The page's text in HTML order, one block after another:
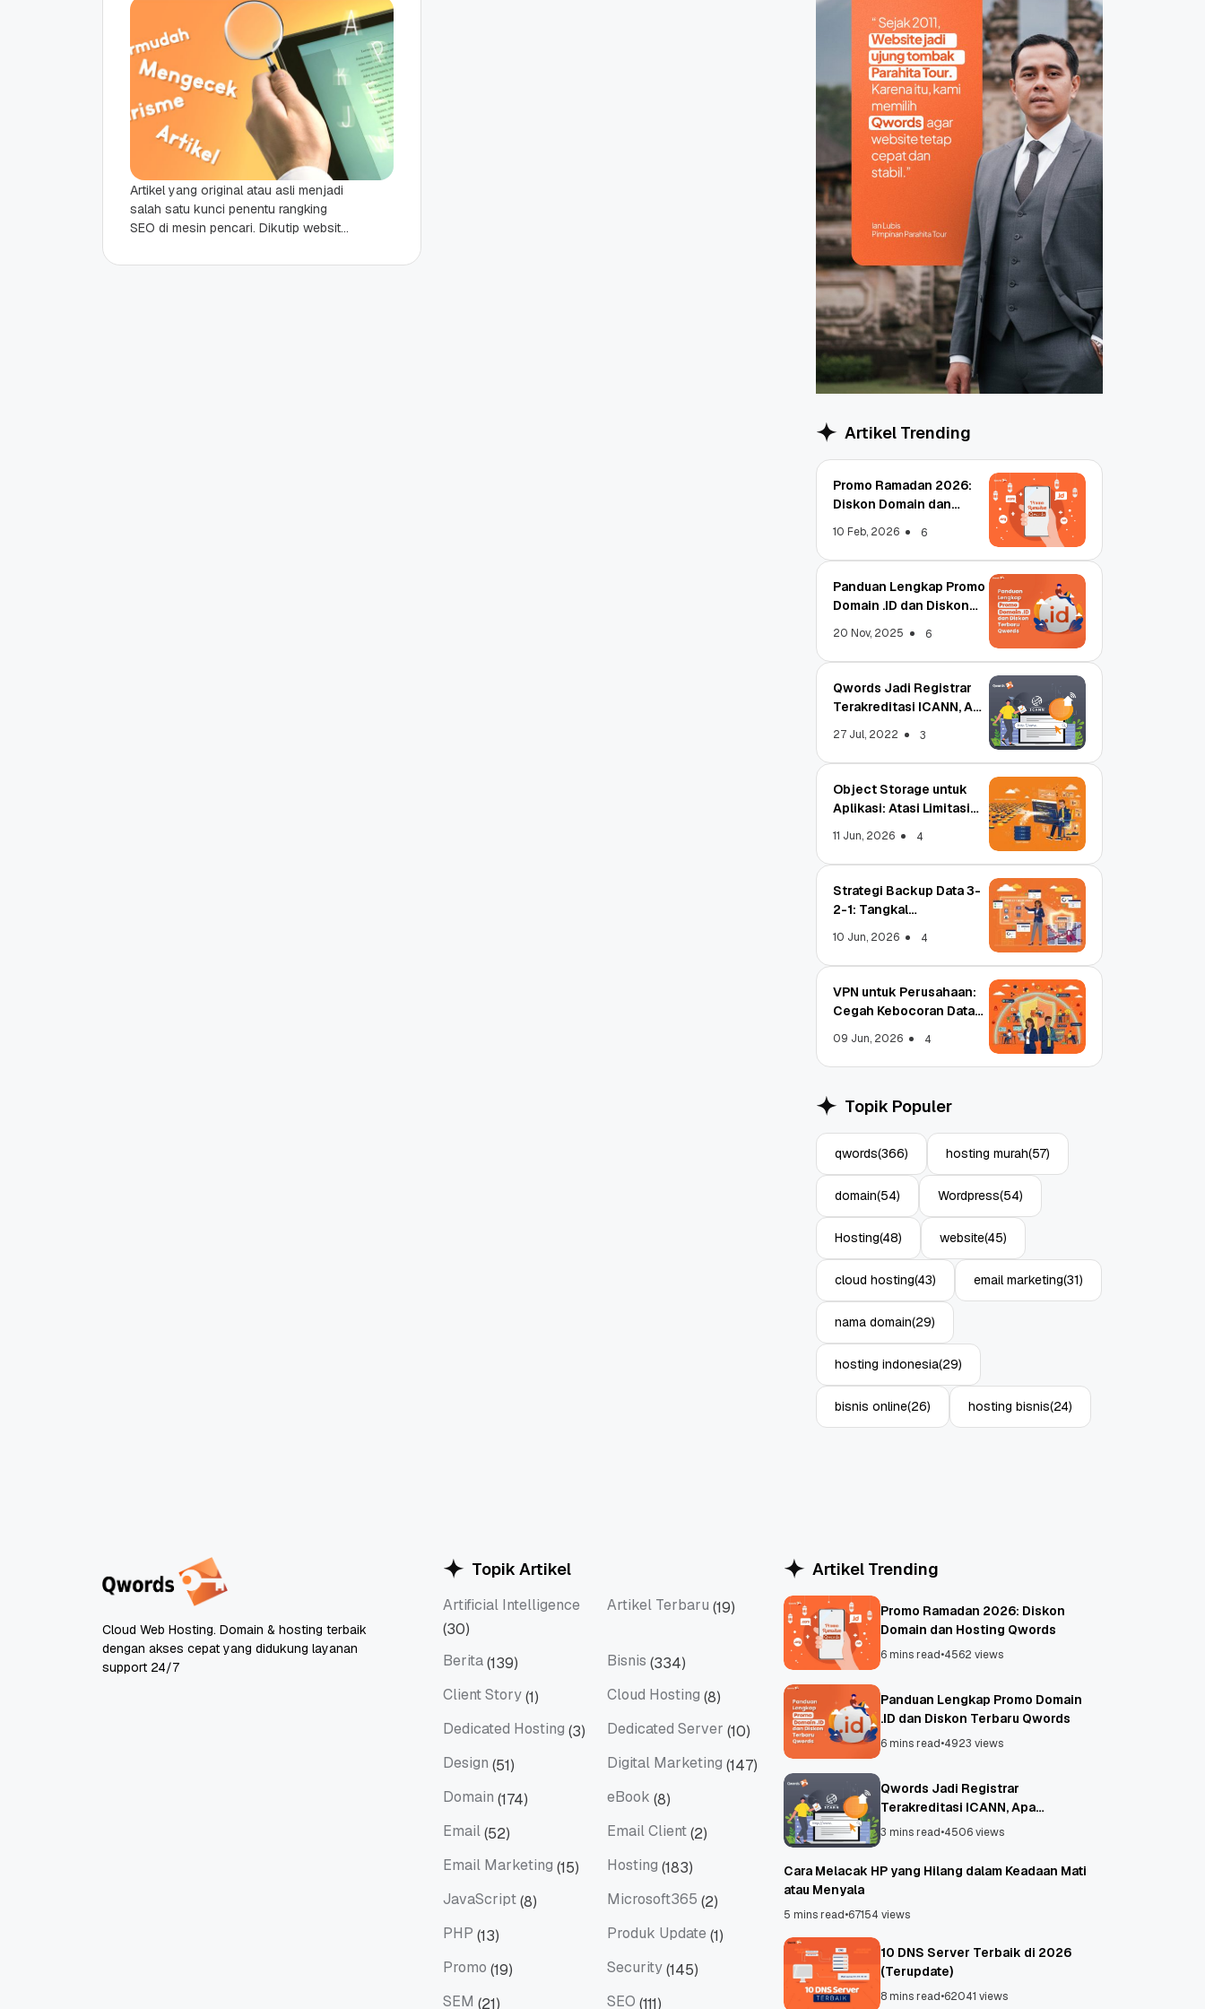
Aplikasi: Atasi Limitasi
11 Jun, 2026 4
Artikel yang original atau asli menjadi
salah satu kunci penentu rangking
SEO di mesin pencari. Dikutip website
share of search engine...
Artikel Trending
Promo Ramadan 2026:
Diskon Domain dan
10 Feb, 2026 6
Panduan Lengkap Promo
Domain .ID dan Diskon
20 Nov, 2025 6
Qwords Jadi Registrar
Terakreditasi ICANN, Apa
27 Jul, 2022 3
Object Storage untuk
Aplikasi: Atasi Limitasi
11 Jun, 2026 4
Strategi Backup Data 3-
2-1: Tangkal
10 Jun, 2026 4
VPN untuk Perusahaan:
Cegah Kebocoran Data
09 Jun, 2026 4
Topik Populer
qwords(366) hosting murah(57)
domain(54) Wordpress(54)
Hosting(48) website(45)
cloud hosting(43) email marketing(31)
nama domain(29)
hosting indonesia(29)
bisnis online(26) hosting bisnis(24)
Cloud Web Hosting. Domain & hosting terbaik
dengan akses cepat yang didukung layanan
support 24/7
Topik Artikel
Artificial Intelligence
Artificial Intelligence
(30)
Artikel Terbaru (19)
Berita(139) Bisnis (334)
Client Story(1) Cloud Hosting (8)
Dedicated Hosting (3) Dedicated Server (10)
Design (51) Digital Marketing (147)
Domain (174) eBook (8)
Email(52) Email Client(2)
Email Marketing (15) Hosting (183)
JavaScript(8) Microsoft365 (2)
PHP (13) Produk Update (1)
Promo (19) Security(145)
SEM (21) SEO (111)
Artikel Trending
Promo Ramadan 2026: Diskon
Domain dan Hosting Qwords
6 mins read•4562 views
Panduan Lengkap Promo Domain
.ID dan Diskon Terbaru Qwords
6 mins read•4923 views
Qwords Jadi Registrar
Terakreditasi ICANN, Apa
Untungnya?
3 mins read•4506 views
Cara Melacak HP yang Hilang dalam Keadaan Mati
atau Menyala
5 mins read•67154 views
10 DNS Server Terbaik di 2026
(Terupdate)
8 mins read•62041 views